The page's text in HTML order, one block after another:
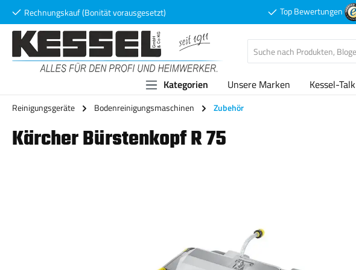
Hauptinhalt springen
Zur Suche springen
Zur Hauptnavigation springen
Rechnungskauf (Bonität vorausgesetzt) Top Bewertungen
Kategorien Unsere Marken Kessel-Talk
Reinigungsgeräte Bodenreinigungsmaschinen Zubehör
Kärcher Bürstenkopf R 75